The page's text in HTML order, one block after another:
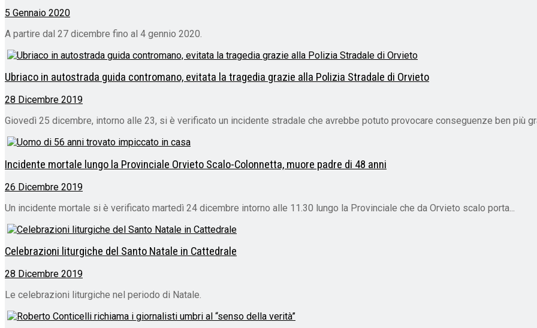
5 Gennaio 2020
A partire dal 27 dicembre fino al 4 gennio 2020.
Ubriaco in autostrada guida contromano, evitata la tragedia grazie alla Polizia Stradale di Orvieto
28 Dicembre 2019
Giovedì 25 dicembre, intorno alle 23, si è verificato un incidente stradale che avrebbe potuto provocare conseguenze ben più
Incidente mortale lungo la Provinciale Orvieto Scalo-Colonnetta, muore padre di 48 anni
26 Dicembre 2019
Un incidente mortale si è verificato martedì 24 dicembre intorno alle 11.30 lungo la Provinciale che da Orvieto scalo porta...
Celebrazioni liturgiche del Santo Natale in Cattedrale
28 Dicembre 2019
Le celebrazioni liturgiche nel periodo di Natale.